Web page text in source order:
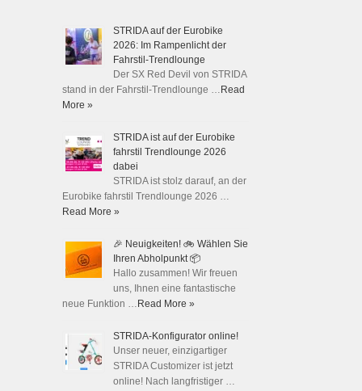
STRIDA auf der Eurobike
2026: Im Rampenlicht der
Fahrstil-Trendlounge
Der SX Red Devil von STRIDA
stand in der Fahrstil-Trendlounge … Read
More »
STRIDA ist auf der Eurobike
fahrstil Trendlounge 2026
dabei
STRIDA ist stolz darauf, an der
Eurobike fahrstil Trendlounge 2026 …
Read More »
🎉 Neuigkeiten! 🚲 Wählen Sie
Ihren Abholpunkt 📦
Hallo zusammen! Wir freuen
uns, Ihnen eine fantastische
neue Funktion … Read More »
STRIDA-Konfigurator online!
Unser neuer, einzigartiger
STRIDA Customizer ist jetzt
online! Nach langfristiger …